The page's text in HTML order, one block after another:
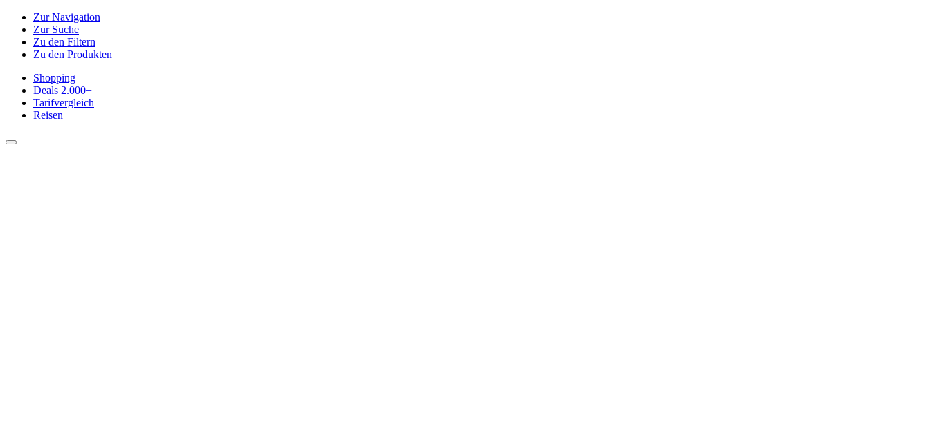
Zur Navigation
Zur Suche
Zu den Filtern
Zu den Produkten
Shopping
Deals 2.000+
Tarifvergleich
Reisen